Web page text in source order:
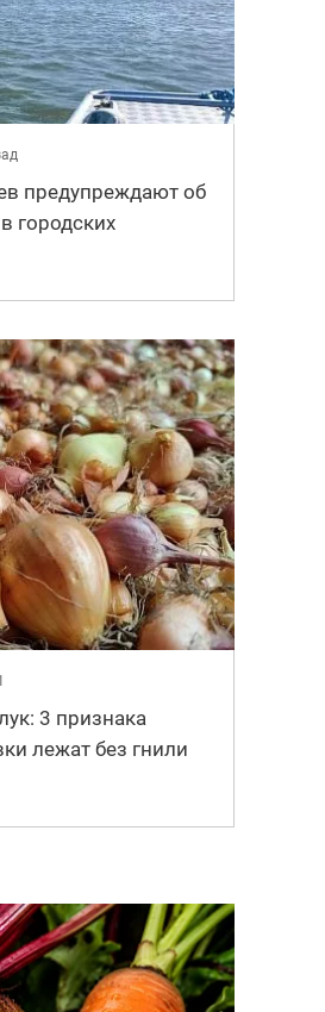
предупреждают об
городских
3 признака
лежат без гнили